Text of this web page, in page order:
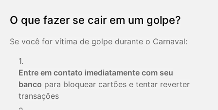
O que fazer se cair em um golpe?
Se você for vítima de golpe durante o Carnaval:
Entre em contato imediatamente com seu
banco para bloquear cartões e tentar reverter
transações